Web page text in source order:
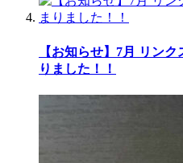
【お知らせ】7月 リン
りました！！